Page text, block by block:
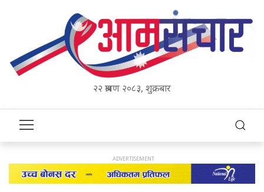
२२ श्रावण २०८३, शुक्रबार